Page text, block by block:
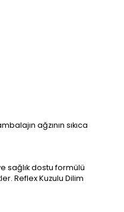
ağzının sıkıca
sağlık dostu formülü
Reflex Kuzulu Dilim